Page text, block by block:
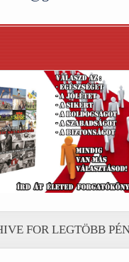
FOR LEGTÖBB